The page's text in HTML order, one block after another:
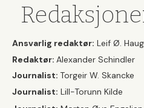
Ansvarlig redaktør: Leif Ø. Haug
Redaktør: Alexander Schindler
Journalist: Torgeir W. Skancke
Journalist: Lill-Torunn Kilde